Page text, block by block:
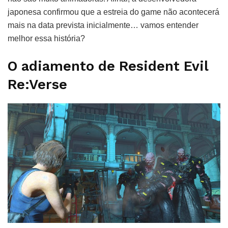
japonesa confirmou que a estreia do game não acontecerá
mais na data prevista inicialmente… vamos entender
melhor essa história?
O adiamento de Resident Evil
Re:Verse